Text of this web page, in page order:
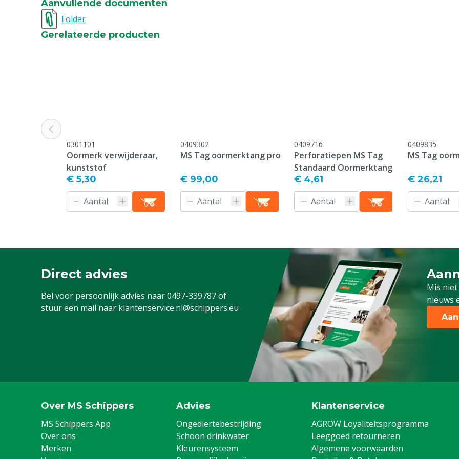
Bedrukking
Type sluiting pin
Kleur
Blauw
Nummerreeks
Aanvullende documenten
Folder
Gerelateerde producten
0301101
Oormerk verwijderaar,
kunststof
€ 5,30
0409302
MS Tag oormerktang pro
€ 99,00
0409716
Perforatiepen MS Tag
Standaard Oormerktang
€ 4,61
0409835
MS Tag
€ 26,21
Direct advies
Bel voor persoonlijk advies naar0497-339787of
stuur een mail naar klantenservice.nl@schippers.eu
Mis
nieuws
Schrijf
Over MS Schippers
MS Schippers App
Over ons
Merken
Advies
Ongediertebestrijding
Schoon drinkwater
Kleurensysteem
Klantenservice
AGROW Loyaliteitsprogramma
Leeggoed retourneren
Algemene voorwaarden